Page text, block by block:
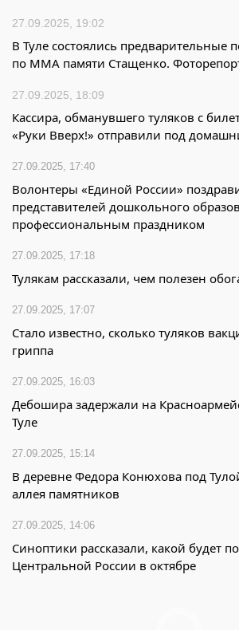
27.09.2025, 19:02
В Туле состоялись предварительные
по MMA памяти Стащенко.
27.09.2025, 18:09
Кассира, обманувшего туляков с
«Руки Вверх!» отправили под
27.09.2025, 17:40
Волонтеры «Единой России»
представителей дошкольного
профессиональным праздником
27.09.2025, 17:18
Тулякам рассказали, чем полезен
27.09.2025, 17:07
Стало известно, сколько туляков
гриппа
27.09.2025, 16:03
Дебошира задержали на
Туле
27.09.2025, 15:14
В деревне Федора Конюхова под
аллея памятников
27.09.2025, 14:06
Синоптики рассказали, какой будет
Центральной России в октябре